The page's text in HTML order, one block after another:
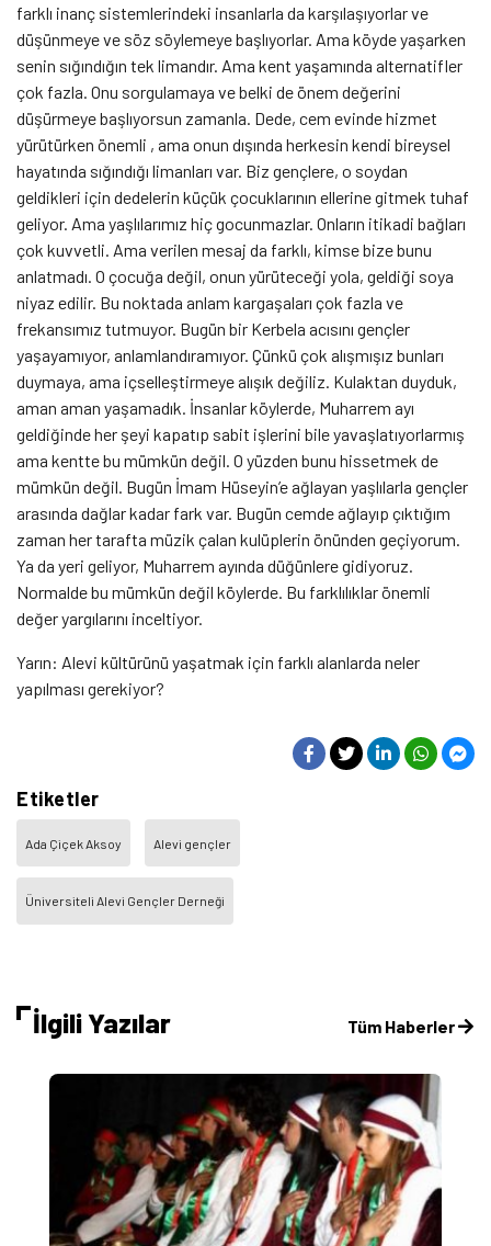
farklı inanç sistemlerindeki insanlarla da karşılaşıyorlar ve
düşünmeye ve söz söylemeye başlıyorlar. Ama köyde yaşarken
senin sığındığın tek limandır. Ama kent yaşamında alternatifler
çok fazla. Onu sorgulamaya ve belki de önem değerini
düşürmeye başlıyorsun zamanla. Dede, cem evinde hizmet
yürütürken önemli , ama onun dışında herkesin kendi bireysel
hayatında sığındığı limanları var. Biz gençlere, o soydan
geldikleri için dedelerin küçük çocuklarının ellerine gitmek tuhaf
geliyor. Ama yaşlılarımız hiç gocunmazlar. Onların itikadi bağları
çok kuvvetli. Ama verilen mesaj da farklı, kimse bize bunu
anlatmadı. O çocuğa değil, onun yürüteceği yola, geldiği soya
niyaz edilir. Bu noktada anlam kargaşaları çok fazla ve
frekansımız tutmuyor. Bugün bir Kerbela acısını gençler
yaşayamıyor, anlamlandıramıyor. Çünkü çok alışmışız bunları
duymaya, ama içselleştirmeye alışık değiliz. Kulaktan duyduk,
aman aman yaşamadık. İnsanlar köylerde, Muharrem ayı
geldiğinde her şeyi kapatıp sabit işlerini bile yavaşlatıyorlarmış
ama kentte bu mümkün değil. O yüzden bunu hissetmek de
mümkün değil. Bugün İmam Hüseyin’e ağlayan yaşlılarla gençler
arasında dağlar kadar fark var. Bugün cemde ağlayıp çıktığım
zaman her tarafta müzik çalan kulüplerin önünden geçiyorum.
Ya da yeri geliyor, Muharrem ayında düğünlere gidiyoruz.
Normalde bu mümkün değil köylerde. Bu farklılıklar önemli
değer yargılarını inceltiyor.
Yarın: Alevi kültürünü yaşatmak için farklı alanlarda neler
yapılması gerekiyor?
Etiketler
Ada Çiçek Aksoy Alevi gençler
Üniversiteli Alevi Gençler Derneği
İlgili Yazılar Tüm Haberler